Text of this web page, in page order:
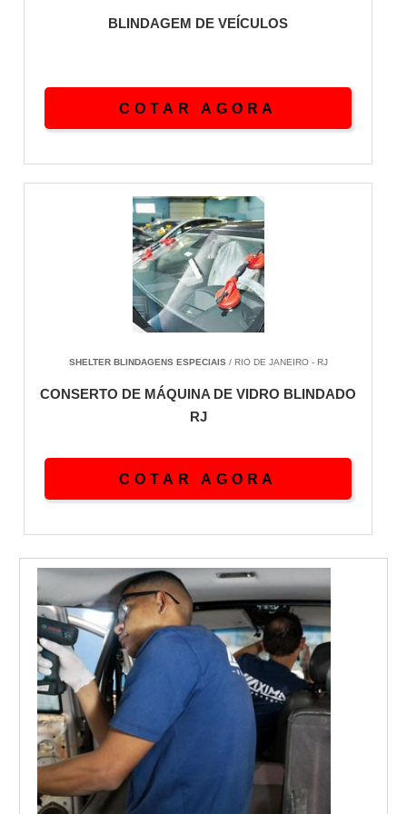
BLINDAGEM DE VEÍCULOS
COTAR AGORA
SHELTER BLINDAGENS ESPECIAIS/ RIO DE JANEIRO - RJ
CONSERTO DE MÁQUINA DE VIDRO BLINDADO
RJ
COTAR AGORA